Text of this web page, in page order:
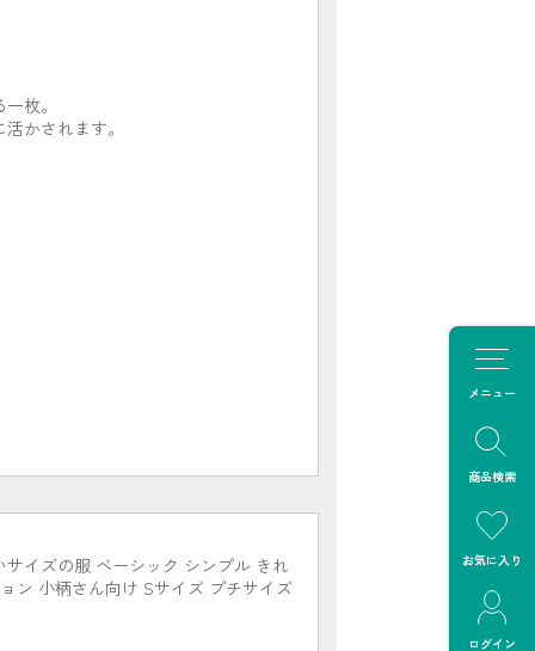
メニュー
商品検索
お気に入り
ログイン
枚。
かされます。
イズの服 ベーシック シンプル きれ
ン 小柄さん向け Sサイズ プチサイズ